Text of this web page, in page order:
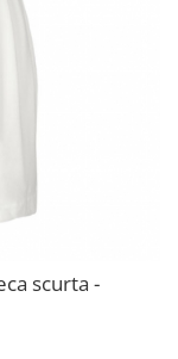
scurta -